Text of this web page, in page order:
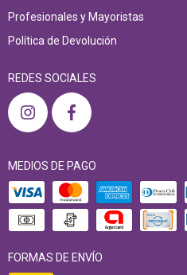
Profesionales y Mayoristas
Política de Devolución
REDES SOCIALES
MEDIOS DE PAGO
FORMAS DE ENVÍO